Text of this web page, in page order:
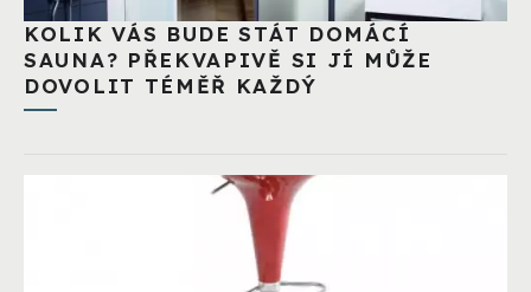
KOLIK VÁS BUDE STÁT DOMÁCÍ
SAUNA? PŘEKVAPIVĚ SI JÍ MŮŽE
DOVOLIT TÉMĚŘ KAŽDÝ